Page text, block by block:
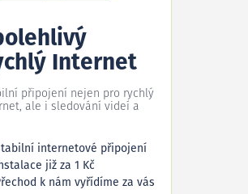
Internet
připojení nejen pro rychlý
ale i sledování videí a
internetové připojení
již za 1 Kč
k nám vyřídíme za vás